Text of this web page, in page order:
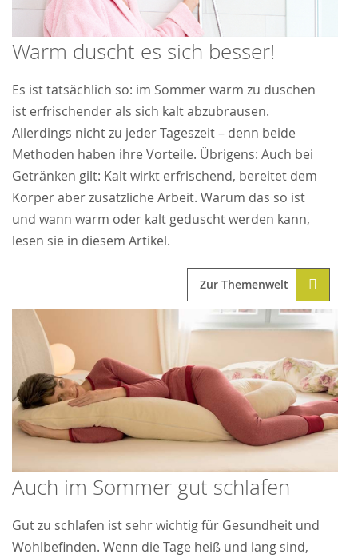
Warm duscht es sich besser!
Es ist tatsächlich so: im Sommer warm zu duschen
ist erfrischender als sich kalt abzubrausen.
Allerdings nicht zu jeder Tageszeit – denn beide
Methoden haben ihre Vorteile. Übrigens: Auch bei
Getränken gilt: Kalt wirkt erfrischend, bereitet dem
Körper aber zusätzliche Arbeit. Warum das so ist
und wann warm oder kalt geduscht werden kann,
lesen sie in diesem Artikel.
Zur Themenwelt
Auch im Sommer gut schlafen
Gut zu schlafen ist sehr wichtig für Gesundheit und
Wohlbefinden. Wenn die Tage heiß und lang sind,